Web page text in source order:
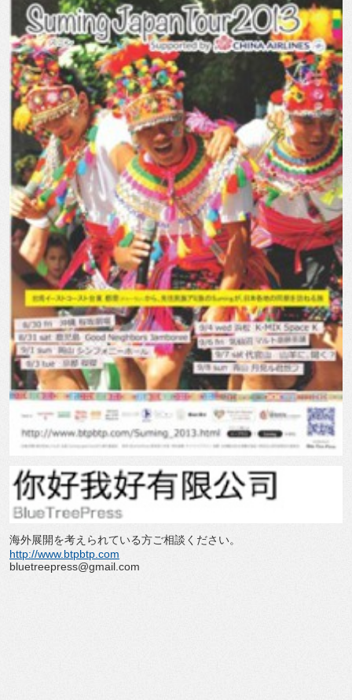
海外展開を考えられている方ご相談ください。
http://www.btpbtp.com
bluetreepress@gmail.com